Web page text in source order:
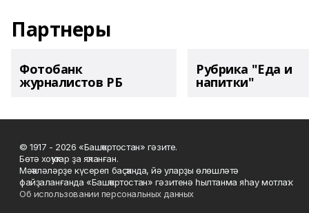
Партнеры
Фотобанк
журналистов РБ
Рубрика "Еда и
напитки"
© 1917 - 2026 «Башҡортостан» гәзите.
Бөтә хоҡуҡтар ҙа яҡланған.
Мәҡәләләрҙе күсереп баҫҡанда, йә уларҙы өлөшләтә
файҙаланғанда «Башҡортостан» гәзитенә һылтанма яһау мотлаҡ.
Об использовании персональных данных